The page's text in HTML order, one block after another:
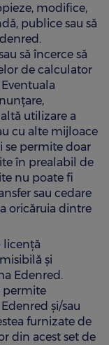
modifice,
publice sau să
să încerce să
de calculator
utilizare a
cu alte mijloace
se permite doar
în prealabil de
nu poate fi
sau cedare
oricăruia dintre
licență
şi
Edenred.
permite
și/sau
furnizate de
din acest set de